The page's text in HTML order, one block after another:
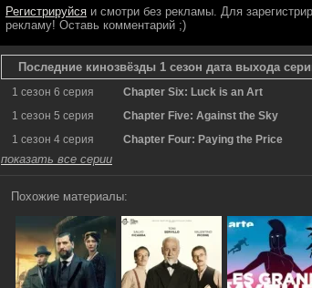
Регистрируйся и смотри без рекламы. Для
рекламу! Оставь комментарий ;)
Последние кинозвёзды 1 сезон дата выхода
1 сезон 6 серия
Chapter Six: Luck is an Art
1 сезон 5 серия
Chapter Five: Against the Sky
1 сезон 4 серия
Chapter Four: Paying the Price
показать все серии
Похожие материалы: